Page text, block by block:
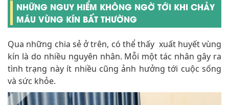
NHỮNG NGUY HIỂM KHÔNG NGỜ TỚI KHI CHẢY
MÁU VÙNG KÍN BẤT THƯỜNG
Qua những chia sẻ ở trên, có thể thấy xuất huyết vùng
kín là do nhiều nguyên nhân. Mỗi một tác nhân gây ra
tình trạng này ít nhiều cũng ảnh hưởng tới cuộc sống
và sức khỏe.